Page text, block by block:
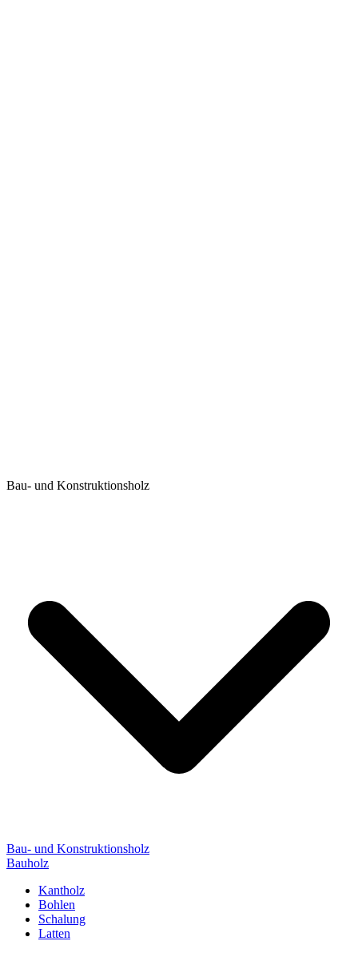
Bau- und Konstruktionsholz
Bau- und Konstruktionsholz
Bauholz
Kantholz
Bohlen
Schalung
Latten